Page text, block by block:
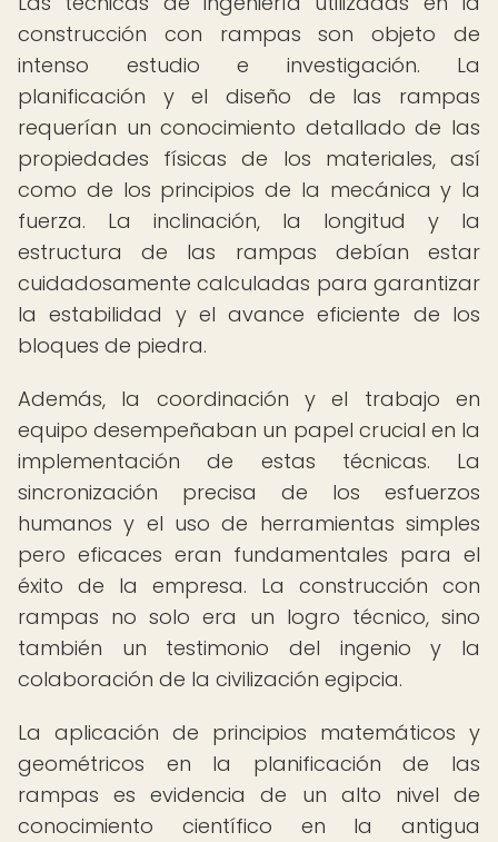
construcción con rampas son objeto de
intenso estudio e investigación. La
planificación y el diseño de las rampas
requerían un conocimiento detallado de las
propiedades físicas de los materiales, así
como de los principios de la mecánica y la
fuerza. La inclinación, la longitud y la
estructura de las rampas debían estar
cuidadosamente calculadas para garantizar
la estabilidad y el avance eficiente de los
bloques de piedra.
Además, la coordinación y el trabajo en
equipo desempeñaban un papel crucial en la
implementación de estas técnicas. La
sincronización precisa de los esfuerzos
humanos y el uso de herramientas simples
pero eficaces eran fundamentales para el
éxito de la empresa. La construcción con
rampas no solo era un logro técnico, sino
también un testimonio del ingenio y la
colaboración de la civilización egipcia.
La aplicación de principios matemáticos y
geométricos en la planificación de las
rampas es evidencia de un alto nivel de
conocimiento científico en la antigua